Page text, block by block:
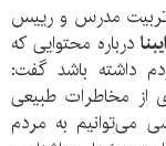
تربیت مدرس و رییس
ایبنا درباره محتوایی که
داشته باشد گفت:
از مخاطرات طبیعی
می‌توانیم به مردم